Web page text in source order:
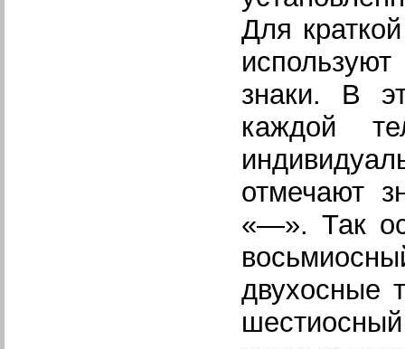
Для
знаки. В
каждой
отмечают
«—». Так
двухосные